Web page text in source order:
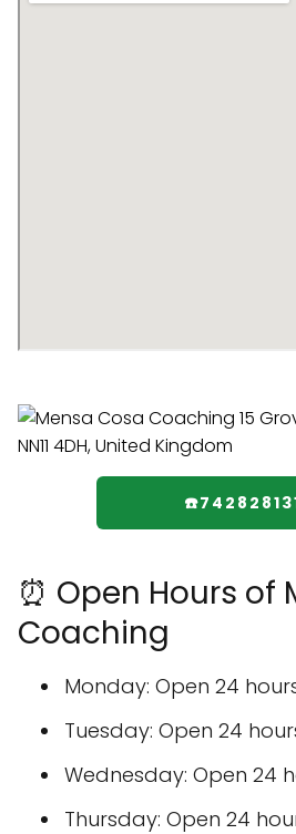
⏰ Open Hours of
Coaching
Monday: Open 24
Tuesday: Open 24
Wednesday: Open 24
Thursday: Open 24